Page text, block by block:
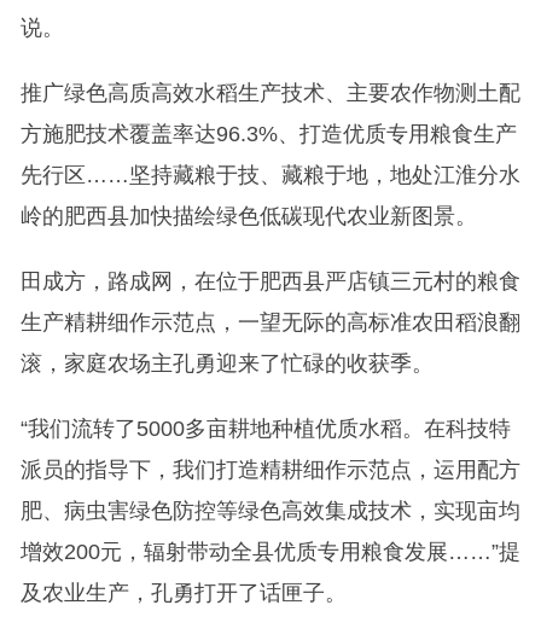
说。
推广绿色高质高效水稻生产技术、主要农作物测土配
方施肥技术覆盖率达96.3%、打造优质专用粮食生产
先行区……坚持藏粮于技、藏粮于地，地处江淮分水
岭的肥西县加快描绘绿色低碳现代农业新图景。
田成方，路成网，在位于肥西县严店镇三元村的粮食
生产精耕细作示范点，一望无际的高标准农田稻浪翻
滚，家庭农场主孔勇迎来了忙碌的收获季。
“我们流转了5000多亩耕地种植优质水稻。在科技特
派员的指导下，我们打造精耕细作示范点，运用配方
肥、病虫害绿色防控等绿色高效集成技术，实现亩均
增效200元，辐射带动全县优质专用粮食发展……”提
及农业生产，孔勇打开了话匣子。